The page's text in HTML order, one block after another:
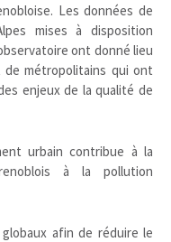
Les données de
mises à disposition
ont donné lieu
de métropolitains qui ont
enjeux de la qualité de
urbain contribue à la
à la pollution
afin de réduire le